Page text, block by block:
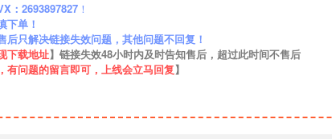
：2693897827 ！
下单！
后只解决链接失效问题，其他问题不回复！
下载地址】链接失效48小时内及时告知售后，超过此时间不售后
有问题的留言即可，上线会立马回复】